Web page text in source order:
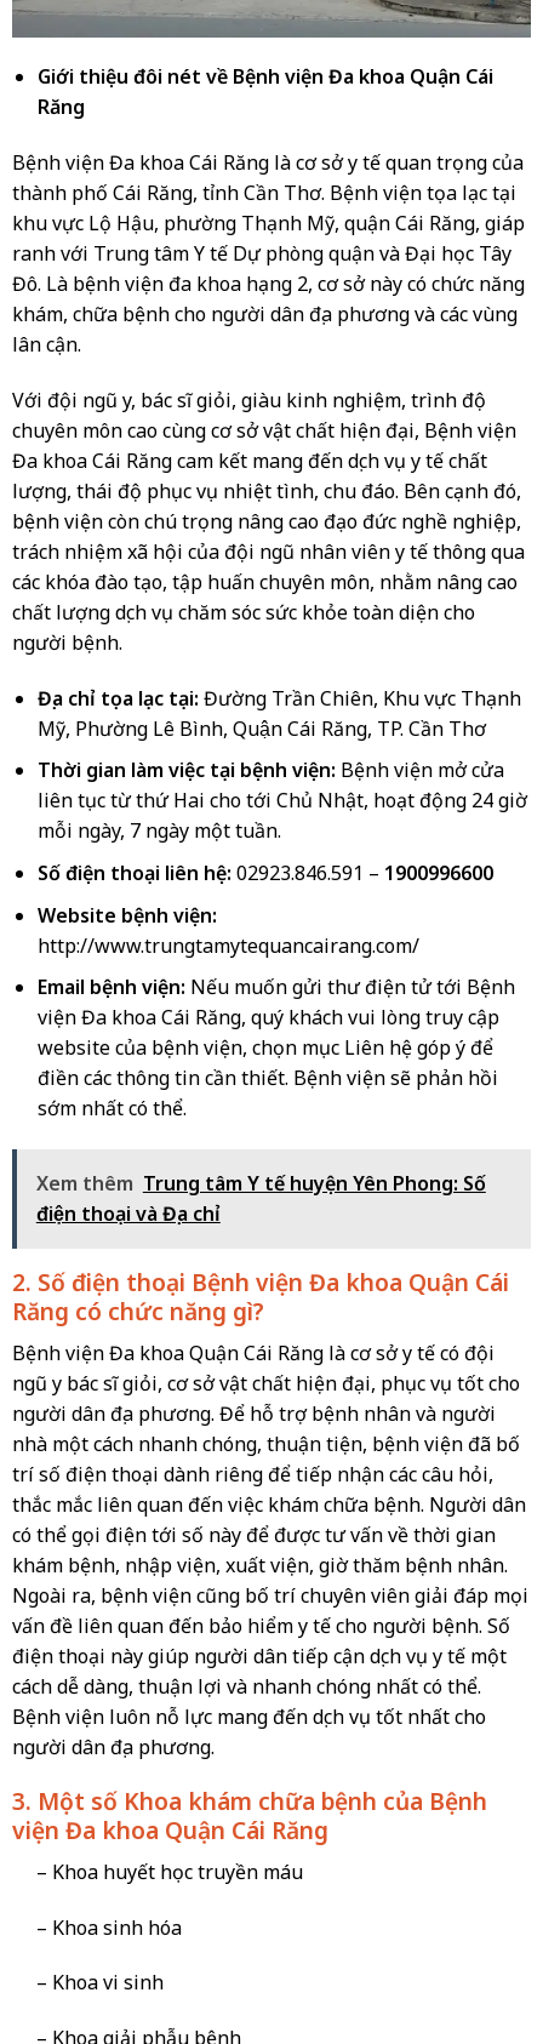
Giới thiệu đôi nét về Bệnh viện Đa khoa Quận Cái
Răng
Bệnh viện Đa khoa Cái Răng là cơ sở y tế quan trọng của
thành phố Cái Răng, tỉnh Cần Thơ. Bệnh viện tọa lạc tại
khu vực Lộ Hậu, phường Thạnh Mỹ, quận Cái Răng, giáp
ranh với Trung tâm Y tế Dự phòng quận và Đại học Tây
Đô. Là bệnh viện đa khoa hạng 2, cơ sở này có chức năng
khám, chữa bệnh cho người dân địa phương và các vùng
lân cận.
Với đội ngũ y, bác sĩ giỏi, giàu kinh nghiệm, trình độ
chuyên môn cao cùng cơ sở vật chất hiện đại, Bệnh viện
Đa khoa Cái Răng cam kết mang đến dịch vụ y tế chất
lượng, thái độ phục vụ nhiệt tình, chu đáo. Bên cạnh đó,
bệnh viện còn chú trọng nâng cao đạo đức nghề nghiệp,
trách nhiệm xã hội của đội ngũ nhân viên y tế thông qua
các khóa đào tạo, tập huấn chuyên môn, nhằm nâng cao
chất lượng dịch vụ chăm sóc sức khỏe toàn diện cho
người bệnh.
Địa chỉ tọa lạc tại: Đường Trần Chiên, Khu vực Thạnh
Mỹ, Phường Lê Bình, Quận Cái Răng, TP. Cần Thơ
Thời gian làm việc tại bệnh viện: Bệnh viện mở cửa
liên tục từ thứ Hai cho tới Chủ Nhật, hoạt động 24 giờ
mỗi ngày, 7 ngày một tuần.
Số điện thoại liên hệ: 02923.846.591 – 1900996600
Website bệnh viện:
http://www.trungtamytequancairang.com/
Email bệnh viện: Nếu muốn gửi thư điện tử tới Bệnh
viện Đa khoa Cái Răng, quý khách vui lòng truy cập
website của bệnh viện, chọn mục Liên hệ góp ý để
điền các thông tin cần thiết. Bệnh viện sẽ phản hồi
sớm nhất có thể.
Xem thêm Trung tâm Y tế huyện Yên Phong: Số
điện thoại và Địa chỉ
2. Số điện thoại Bệnh viện Đa khoa Quận Cái
Răng có chức năng gì?
Bệnh viện Đa khoa Quận Cái Răng là cơ sở y tế có đội
ngũ y bác sĩ giỏi, cơ sở vật chất hiện đại, phục vụ tốt cho
người dân địa phương. Để hỗ trợ bệnh nhân và người
nhà một cách nhanh chóng, thuận tiện, bệnh viện đã bố
trí số điện thoại dành riêng để tiếp nhận các câu hỏi,
thắc mắc liên quan đến việc khám chữa bệnh. Người dân
có thể gọi điện tới số này để được tư vấn về thời gian
khám bệnh, nhập viện, xuất viện, giờ thăm bệnh nhân.
Ngoài ra, bệnh viện cũng bố trí chuyên viên giải đáp mọi
vấn đề liên quan đến bảo hiểm y tế cho người bệnh. Số
điện thoại này giúp người dân tiếp cận dịch vụ y tế một
cách dễ dàng, thuận lợi và nhanh chóng nhất có thể.
Bệnh viện luôn nỗ lực mang đến dịch vụ tốt nhất cho
người dân địa phương.
3. Một số Khoa khám chữa bệnh của Bệnh
viện Đa khoa Quận Cái Răng
– Khoa huyết học truyền máu
– Khoa sinh hóa
– Khoa vi sinh
– Khoa giải phẫu bệnh